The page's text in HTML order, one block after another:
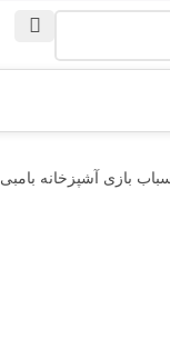
بازی آشپزخانه بامبی 4 عددی